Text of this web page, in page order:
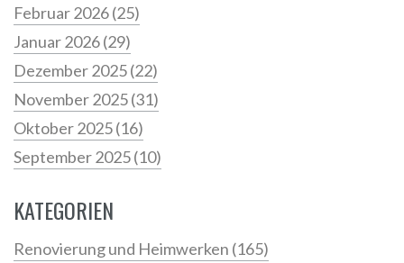
Februar 2026(25)
Januar 2026(29)
Dezember 2025(22)
November 2025(31)
Oktober 2025(16)
September 2025(10)
KATEGORIEN
Renovierung und Heimwerken (165)